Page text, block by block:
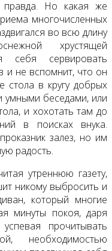
Но какая же
многочисленных
во всю длину
хрустящей
себя сервировать
и не вспомнит, что он
в кругу добрых
умными беседами, или
и хохотать там до
в поисках внука.
залез, но им
радость.
утреннюю газету,
никому выбросить и
который многие
минуты покоя, даря
прочитывать
необходимостью